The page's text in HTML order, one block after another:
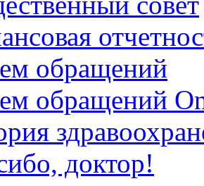
обращений
обращений
доктор!